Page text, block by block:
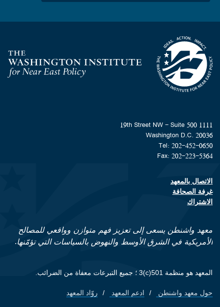
Homepage
1111 19th Street NW - Suite 500
Washington D.C. 20036
Tel: 202-452-0650
Fax: 202-223-5364
Footer contact links
الاتصال بالمعهد
غرفة الصحافة
الاشتراك
معهد واشنطن يسعى إلى تعزيز فهم متوازن وواقعي للمصالح
الأمريكية في الشرق الأوسط والنهوض بالسياسات التي تؤمّنها.
المعهد هو منظمة 501(c)3 ؛ جميع التبرعات معفاة من الضرائب.
Footer quick links
حول معهد واشنطن ادعم المعهد روّاد المعهد